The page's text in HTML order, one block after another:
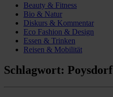
Beauty & Fitness
Bio & Natur
Diskurs & Kommentar
Eco Fashion & Design
Essen & Trinken
Reisen & Mobilität
Schlagwort: Poysdorf